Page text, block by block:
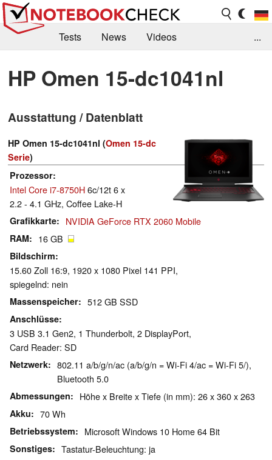
Tests News
Videos
Kaufberatung
Deals Suche
Jobs
Forum
...
HP Omen 15-dc1041nl
Ausstattung / Datenblatt
HP Omen 15-dc1041nl (Omen 15-dc
Serie)
Prozessor
Intel Core i7-8750H6c/12t 6 x
2.2 - 4.1 GHz, Coffee Lake-H
Grafikkarte NVIDIA GeForce RTX 2060 Mobile
RAM 16 GB
Bildschirm
15.60 Zoll 16:9, 1920 x 1080 Pixel 141 PPI,
spiegelnd: nein
Massenspeicher 512 GB SSD
Anschlüsse
3 USB 3.1 Gen2, 1 Thunderbolt, 2 DisplayPort,
Card Reader: SD
Netzwerk
802.11 a/b/g/n/ac (a/b/g/n = Wi-Fi 4/ac = Wi-Fi 5/),
Bluetooth 5.0
Abmessungen Höhe x Breite x Tiefe (in mm): 26 x 360 x 263
Akku 70 Wh
Betriebssystem Microsoft Windows 10 Home 64 Bit
Sonstiges Tastatur-Beleuchtung: ja